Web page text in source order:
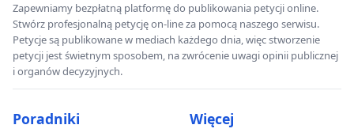
Zapewniamy bezpłatną platformę do publikowania petycji online.
Stwórz profesjonalną petycję on-line za pomocą naszego serwisu.
Petycje są publikowane w mediach każdego dnia, więc stworzenie
petycji jest świetnym sposobem, na zwrócenie uwagi opinii publicznej
i organów decyzyjnych.
Poradniki Więcej